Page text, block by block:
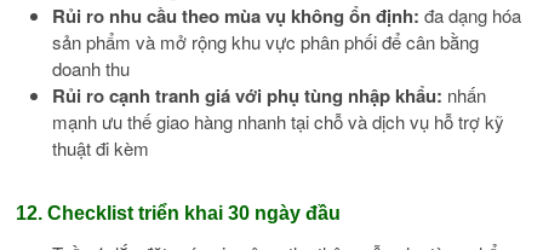
Rủi ro nhu cầu theo mùa vụ không ổn định: đa dạng hóa
sản phẩm và mở rộng khu vực phân phối để cân bằng
doanh thu
Rủi ro cạnh tranh giá với phụ tùng nhập khẩu: nhấn
mạnh ưu thế giao hàng nhanh tại chỗ và dịch vụ hỗ trợ kỹ
thuật đi kèm
12. Checklist triển khai 30 ngày đầu